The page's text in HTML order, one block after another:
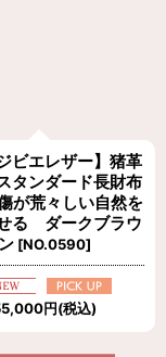
ビエレザー】猪革
タンダード長財布
が荒々しい自然を
る ダークブラウ
ン [NO.0590]
円(税込)